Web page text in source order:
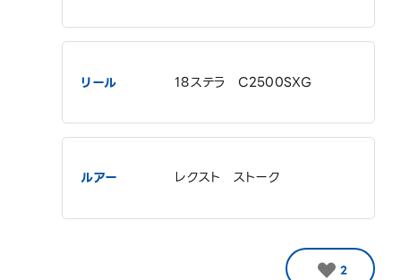
リール 18ステラ C2500SXG
ルアー レクスト ストーク
2